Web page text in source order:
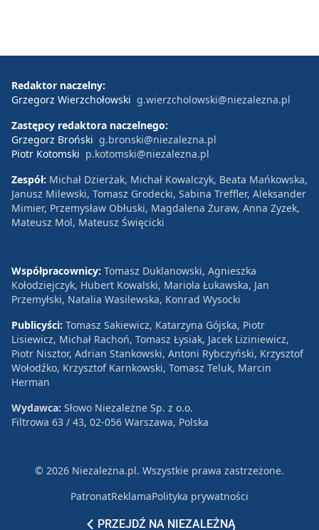
PRZEJDŹ NA NIEZALEŻNĄ
Redaktor naczelny:
Grzegorz Wierzchołowski g.wierzcholowski@niezalezna.pl
Zastępcy redaktora naczelnego:
Grzegorz Broński g.bronski@niezalezna.pl
Piotr Kotomski p.kotomski@niezalezna.pl
Zespół: Michał Dzierżak, Michał Kowalczyk, Beata Mańkowska,
Janusz Milewski, Tomasz Grodecki, Sabina Treffler, Aleksander
Mimier, Przemysław Obłuski, Magdalena Żuraw, Anna Zyzek,
Mateusz Mol, Mateusz Święcicki
Współpracownicy: Tomasz Duklanowski, Agnieszka
Kołodziejczyk, Hubert Kowalski, Mariola Łukawska, Jan
Przemyłski, Natalia Wasilewska, Konrad Wysocki
Publicyści: Tomasz Sakiewicz, Katarzyna Gójska, Piotr
Lisiewicz, Michał Rachoń, Tomasz Łysiak, Jacek Liziniewicz,
Piotr Nisztor, Adrian Stankowski, Antoni Rybczyński, Krzysztof
Wołodźko, Krzysztof Karnkowski, Tomasz Teluk, Marcin
Herman
Wydawca: Słowo Niezależne Sp. z o.o.
Filtrowa 63 / 43, 02-056 Warszawa, Polska
© 2026 Niezależna.pl. Wszystkie prawa zastrzeżone.
PatronatReklamaPolityka prywatności